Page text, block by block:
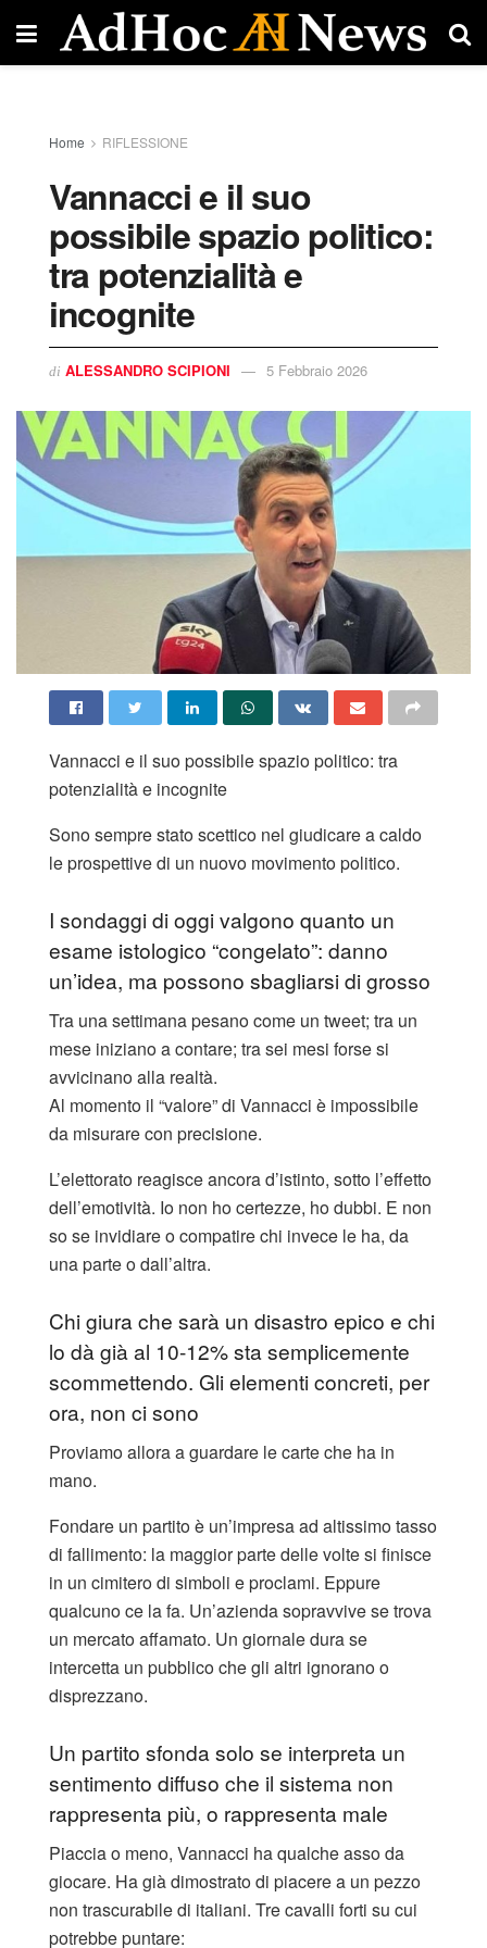
Home RIFLESSIONE
Vannacci e il suo
possibile spazio politico:
tra potenzialità e
incognite
di ALESSANDRO SCIPIONI 5 Febbraio 2026
Vannacci e il suo possibile spazio politico: tra
potenzialità e incognite
Sono sempre stato scettico nel giudicare a caldo
le prospettive di un nuovo movimento politico.
I sondaggi di oggi valgono quanto un
esame istologico “congelato”: danno
un’idea, ma possono sbagliarsi di grosso
Tra una settimana pesano come un tweet; tra un
mese iniziano a contare; tra sei mesi forse si
avvicinano alla realtà.
Al momento il “valore” di Vannacci è impossibile
da misurare con precisione.
L’elettorato reagisce ancora d’istinto, sotto l’effetto
dell’emotività. Io non ho certezze, ho dubbi. E non
so se invidiare o compatire chi invece le ha, da
una parte o dall’altra.
Chi giura che sarà un disastro epico e chi
lo dà già al 10-12% sta semplicemente
scommettendo. Gli elementi concreti, per
ora, non ci sono
Proviamo allora a guardare le carte che ha in
mano.
Fondare un partito è un’impresa ad altissimo tasso
di fallimento: la maggior parte delle volte si finisce
in un cimitero di simboli e proclami. Eppure
qualcuno ce la fa. Un’azienda sopravvive se trova
un mercato affamato. Un giornale dura se
intercetta un pubblico che gli altri ignorano o
disprezzano.
Un partito sfonda solo se interpreta un
sentimento diffuso che il sistema non
rappresenta più, o rappresenta male
Piaccia o meno, Vannacci ha qualche asso da
giocare. Ha già dimostrato di piacere a un pezzo
non trascurabile di italiani. Tre cavalli forti su cui
potrebbe puntare: